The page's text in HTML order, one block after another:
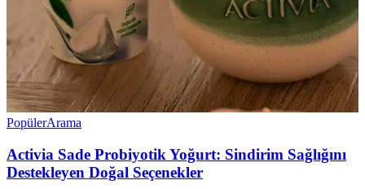
PopülerArama
Activia Sade Probiyotik Yoğurt: Sindirim Sağlığını
Destekleyen Doğal Seçenekler